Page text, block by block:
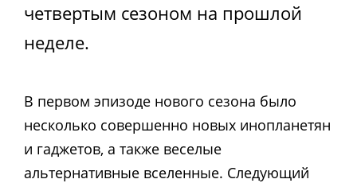
четвертым сезоном на прошлой
неделе.
В первом эпизоде нового сезона было
несколько совершенно новых инопланетян
и гаджетов, а также веселые
альтернативные вселенные. Следующий